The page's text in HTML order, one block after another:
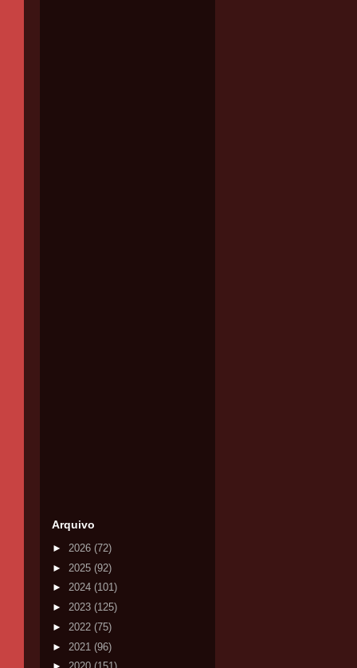
Arquivo
► 2026 (72)
► 2025 (92)
► 2024 (101)
► 2023 (125)
► 2022 (75)
► 2021 (96)